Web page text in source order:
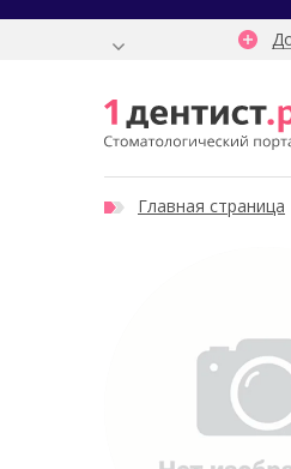
Главная страница